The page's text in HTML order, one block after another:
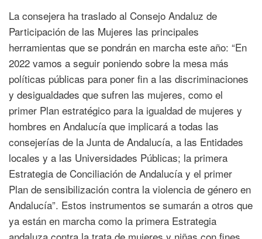
La consejera ha traslado al Consejo Andaluz de
Participación de las Mujeres las principales
herramientas que se pondrán en marcha este año: “En
2022 vamos a seguir poniendo sobre la mesa más
políticas públicas para poner fin a las discriminaciones
y desigualdades que sufren las mujeres, como el
primer Plan estratégico para la igualdad de mujeres y
hombres en Andalucía que implicará a todas las
consejerías de la Junta de Andalucía, a las Entidades
locales y a las Universidades Públicas; la primera
Estrategia de Conciliación de Andalucía y el primer
Plan de sensibilización contra la violencia de género en
Andalucía”. Estos instrumentos se sumarán a otros que
ya están en marcha como la primera Estrategia